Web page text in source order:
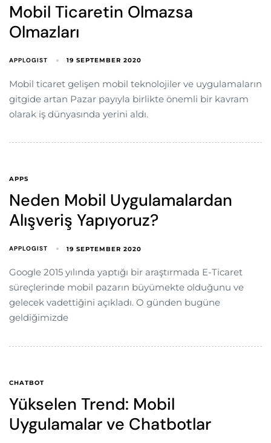
Mobil Ticaretin Olmazsa
Olmazları
APPLOGIST 19 SEPTEMBER 2020
Mobil ticaret gelişen mobil teknolojiler ve uygulamaların
gitgide artan Pazar payıyla birlikte önemli bir kavram
olarak iş dünyasında yerini aldı.
APPS
Neden Mobil Uygulamalardan
Alışveriş Yapıyoruz?
APPLOGIST 19 SEPTEMBER 2020
Google 2015 yılında yaptığı bir araştırmada E-Ticaret
süreçlerinde mobil pazarın büyümekte olduğunu ve
gelecek vadettiğini açıkladı. O günden bugüne
geldiğimizde
CHATBOT
Yükselen Trend: Mobil
Uygulamalar ve Chatbotlar